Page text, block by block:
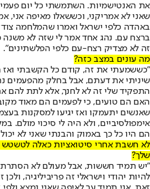
את האנטישמיות. השתמשתי כל יום
שאני לא אמריקני, וכששאלו מאיפה אני,
באהדה כלפי ישראל ואמרו שהמלחמה
ברצח עם. נהג אחד אמר לי שזה לא
זה לא מצדיק רצח-עם כלפי הפלשתינים״.
מה עונים במצב כזה?
״כששמעתי את זה, קודם כל הקשבתי
שיניתי את דעתם, אבל בחלק מהפעמים
התפקיד שלי זה לא לחנך, אלא לתת להם
האם הם טועים, כי לפעמים הם מאוד
שאנשים יתעמקו ואז יגיעו למסקנות
אימפולסיביים, ולא היה לי סיכוי מולם.
הם היו כל כך באמוק והבנתי שאני לא
לא חשבת אחרי סיטואציות כאלה לטשטש
שלך?
״יש תמיד חששות, אבל מעולם לא
להיות יהודי וישראלי זה פריביליגיה,